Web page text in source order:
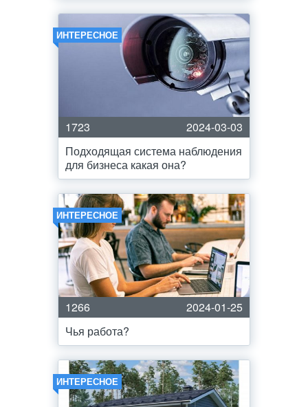
ИНТЕРЕСНОЕ
1723
2024-03-03
Подходящая система наблюдения
для бизнеса какая она?
ИНТЕРЕСНОЕ
1266
2024-01-25
Чья работа?
ИНТЕРЕСНОЕ